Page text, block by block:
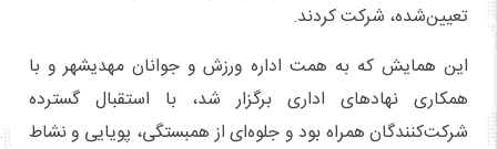
تعیین‌شده، شرکت کردند.
این همایش که به همت اداره ورزش و جوانان مهدیشهر و با
همکاری نهادهای اداری برگزار شد، با استقبال گسترده
شرکت‌کنندگان همراه بود و جلوه‌ای از همبستگی، پویایی و نشاط